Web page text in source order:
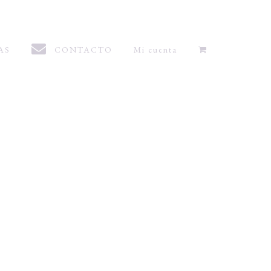
CONTACTO Mi cuenta